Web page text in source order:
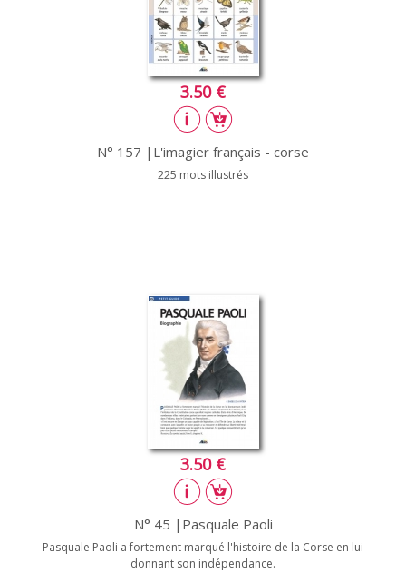
3.50 €
N° 157 |L'imagier français - corse
225 mots illustrés
3.50 €
N° 45 |Pasquale Paoli
Pasquale Paoli a fortement marqué l'histoire de la Corse en lui
donnant son indépendance.